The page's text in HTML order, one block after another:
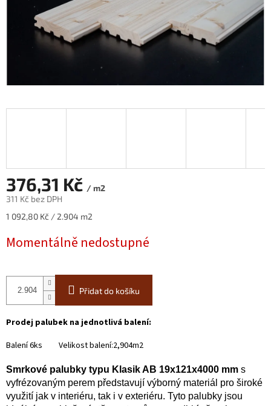
376,31 Kč / m2
311 Kč bez DPH
Měrná
1 092,80 Kč / 2.904 m2
Momentálně nedostupné
Přidat do košíku
Prodej palubek na jednotlivá balení:
Balení 6ks Velikost balení:2,904m2
Smrkové palubky typu Klasik AB 19x121x4000 mm s
vyfrézovaným perem představují výborný materiál pro široké
využití jak v interiéru, tak i v exteriéru. Tyto palubky jsou